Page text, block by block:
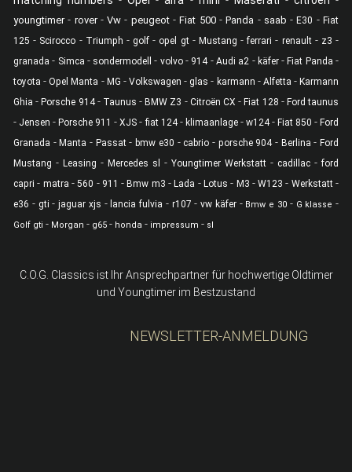
youngtimer- rover-Vw - peugeot-Fiat 500-Panda - saab -E30 -Fiat
125 - Scirocco - Triumph - golf - opel gt- Mustang -ferrari - renault- z3 -
granada - Simca - sondermodell - volvo- 914- Audi a2 - käfer-Fiat Panda -
toyota -Opel Manta - MG - Volkswagen - glas - karmann - Alfetta -Karmann
Ghia -Porsche 914- Taunus -BMW Z3 - Citroën CX -Fiat 128 - Ford taunus
- Jensen -Porsche 911 -XJS -fiat 124- klimaanlage- w124- Fiat 850 -Ford
Granada -Manta - Passat-bmw e30 -cabrio - porsche 904- Berlina - Ford
Mustang - Leasing - Mercedes sl - Youngtimer Werkstatt - cadillac -ford
capri - matra -560 - 911 -Bmw m3 -Lada - Lotus - M3 -W123 - Werkstatt-
e36 - gti -jaguar xjs - lancia fulvia - r107 -vw käfer- Bmw e 30 - G klasse -
Golf gti - Morgan - g65 - honda - impressum - sl
C.O.G. Classics ist Ihr Ansprechpartner für hochwertige Oldtimer
und Youngtimer im Bestzustand
NEWSLETTER-ANMELDUNG